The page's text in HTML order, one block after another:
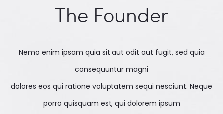
The Founder
Nemo enim ipsam quia sit aut odit aut fugit, sed quia
consequuntur magni
dolores eos qui ratione voluptatem sequi nesciunt. Neque
porro quisquam est, qui dolorem ipsum